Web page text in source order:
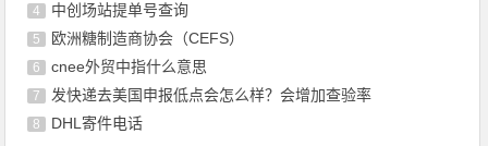
4 中创场站提单号查询
5 欧洲糖制造商协会（CEFS）
6 cnee外贸中指什么意思
7 发快递去美国申报低点会怎么样？会增加查验率
8 DHL寄件电话